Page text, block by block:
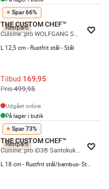
Restparti
Spar 66%
THE CUSTOM CHEF™
Cuisine::pro WOLFGANG STARKE™ Try Me Santokukniv
L 12,5 cm - Rustfrit stål - Stål
Tilbud 169,95
Pris499,95
Udgået online
På lager i butik
Restparti
Spar 73%
THE CUSTOM CHEF™
Cuisine::pro iD3® Santokukniv og skærebræt